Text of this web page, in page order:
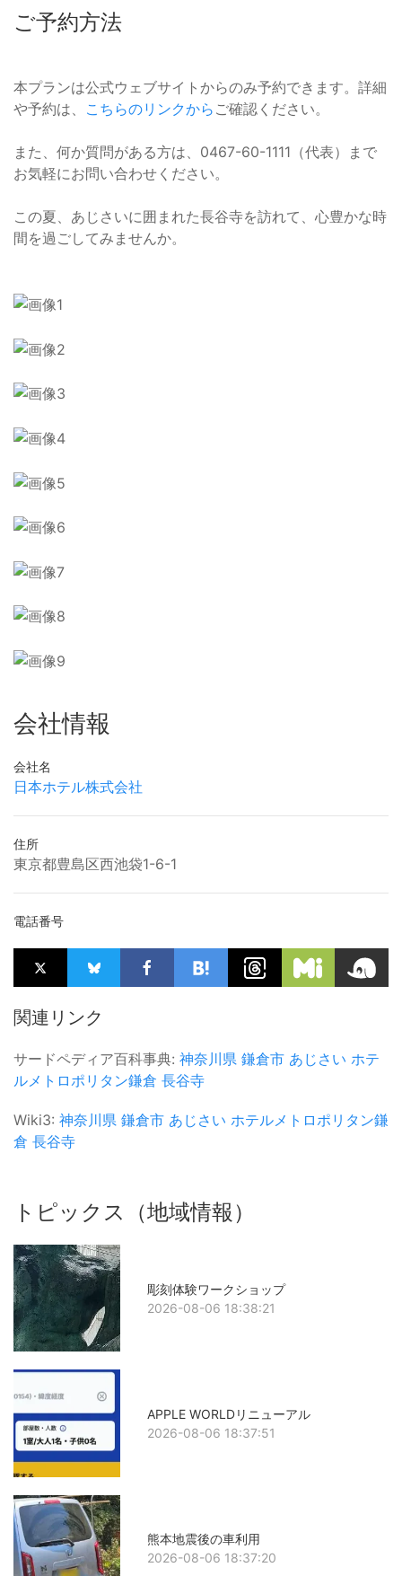
ご予約方法
本プランは公式ウェブサイトからのみ予約できます。詳細
や予約は、 こちらのリンクから ご確認ください。
また、何か質問がある方は、0467-60-1111（代表）まで
お気軽にお問い合わせください。
この夏、あじさいに囲まれた長谷寺を訪れて、心豊かな時
間を過ごしてみませんか。
会社情報
会社名
日本ホテル株式会社
住所
東京都豊島区西池袋1-6-1
電話番号
関連リンク
サードペディア百科事典: 神奈川県 鎌倉市 あじさい ホテ
ルメトロポリタン鎌倉 長谷寺
Wiki3: 神奈川県 鎌倉市 あじさい ホテルメトロポリタン鎌
倉 長谷寺
トピックス（地域情報）
彫刻体験ワークショップ
2026-08-06 18:38:21
APPLE WORLDリニューアル
2026-08-06 18:37:51
熊本地震後の車利用
2026-08-06 18:37:20